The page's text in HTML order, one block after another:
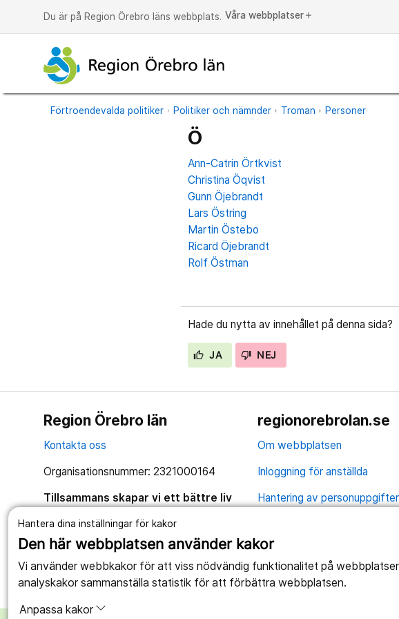
Hantera dina inställningar för kakor
Den här webbplatsen använder kakor
Vi använder webbkakor för att viss nödvändig funktionalitet på
analyskakor sammanställa statistik för att förbättra webbplatsen.
Anpassa kakor
Du är på Region Örebro läns webbplats. Våra webbplatser add
Förtroendevalda politiker Politiker och nämnder Troman Personer
Ö
Ann-Catrin Örtkvist
Christina Öqvist
Gunn Öjebrandt
Lars Östring
Martin Östebo
Ricard Öjebrandt
Rolf Östman
Hade du nytta av innehållet på denna sida?
JA NEJ
Region Örebro län
Kontakta oss
Organisationsnummer: 2321000164
Tillsammans skapar vi ett bättre liv
regionorebrolan.se
Om webbplatsen
Inloggning för anställda
Hantering av personuppgifter
Tillgänglighetsredogörelse